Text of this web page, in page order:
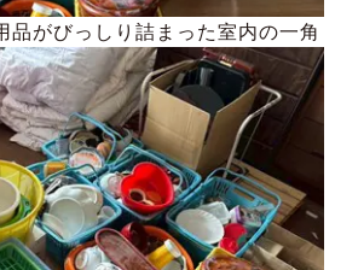
品がびっしり詰まった室内の一角